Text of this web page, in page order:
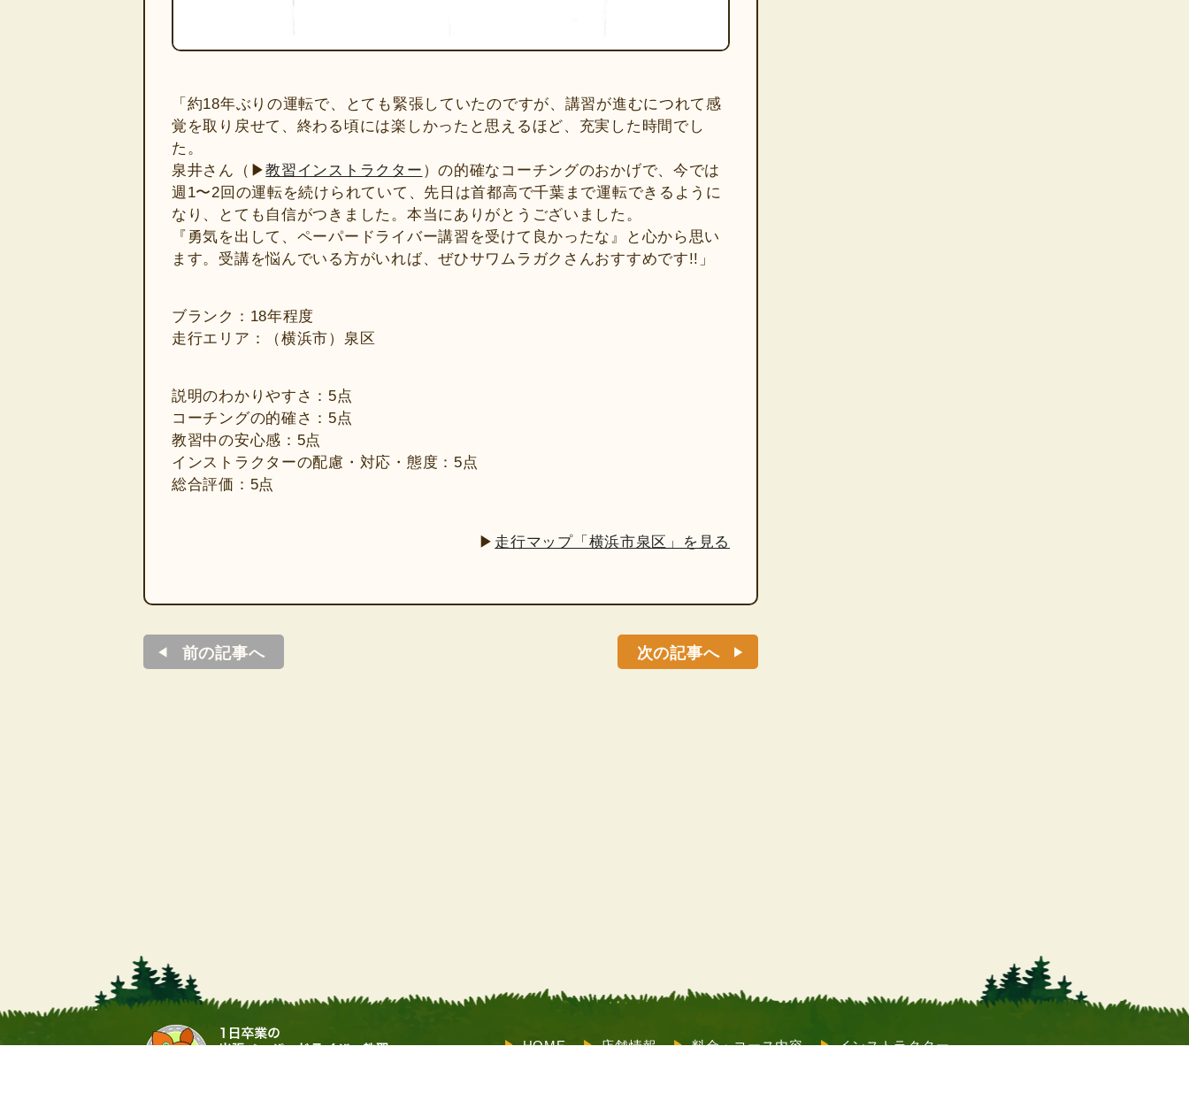
「約18年ぶりの運転で、とても緊張していたのですが、講習が進むにつれて感
覚を取り戻せて、終わる頃には楽しかったと思えるほど、充実した時間でし
た。
泉井さん（▶教習インストラクター ）の的確なコーチングのおかげで、今では
週1〜2回の運転を続けられていて、先日は首都高で千葉まで運転できるように
なり、とても自信がつきました。本当にありがとうございました。
『勇気を出して、ペーパードライバー講習を受けて良かったな』と心から思い
ます。受講を悩んでいる方がいれば、ぜひサワムラガクさんおすすめです!!」
ブランク：18年程度
走行エリア：（横浜市）泉区
説明のわかりやすさ：5点
コーチングの的確さ：5点
教習中の安心感：5点
インストラクターの配慮・対応・態度：5点
総合評価：5点
▶ 走行マップ「横浜市泉区」を見る
前の記事へ 次の記事へ
HOME 店舗情報 料金・コース内容 インストラクター